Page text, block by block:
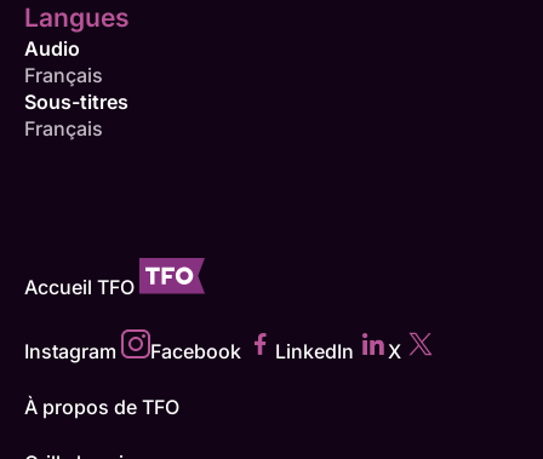
Langues
Audio
Français
Sous-titres
Français
Accueil TFO
Instagram Facebook LinkedIn X
À propos de TFO